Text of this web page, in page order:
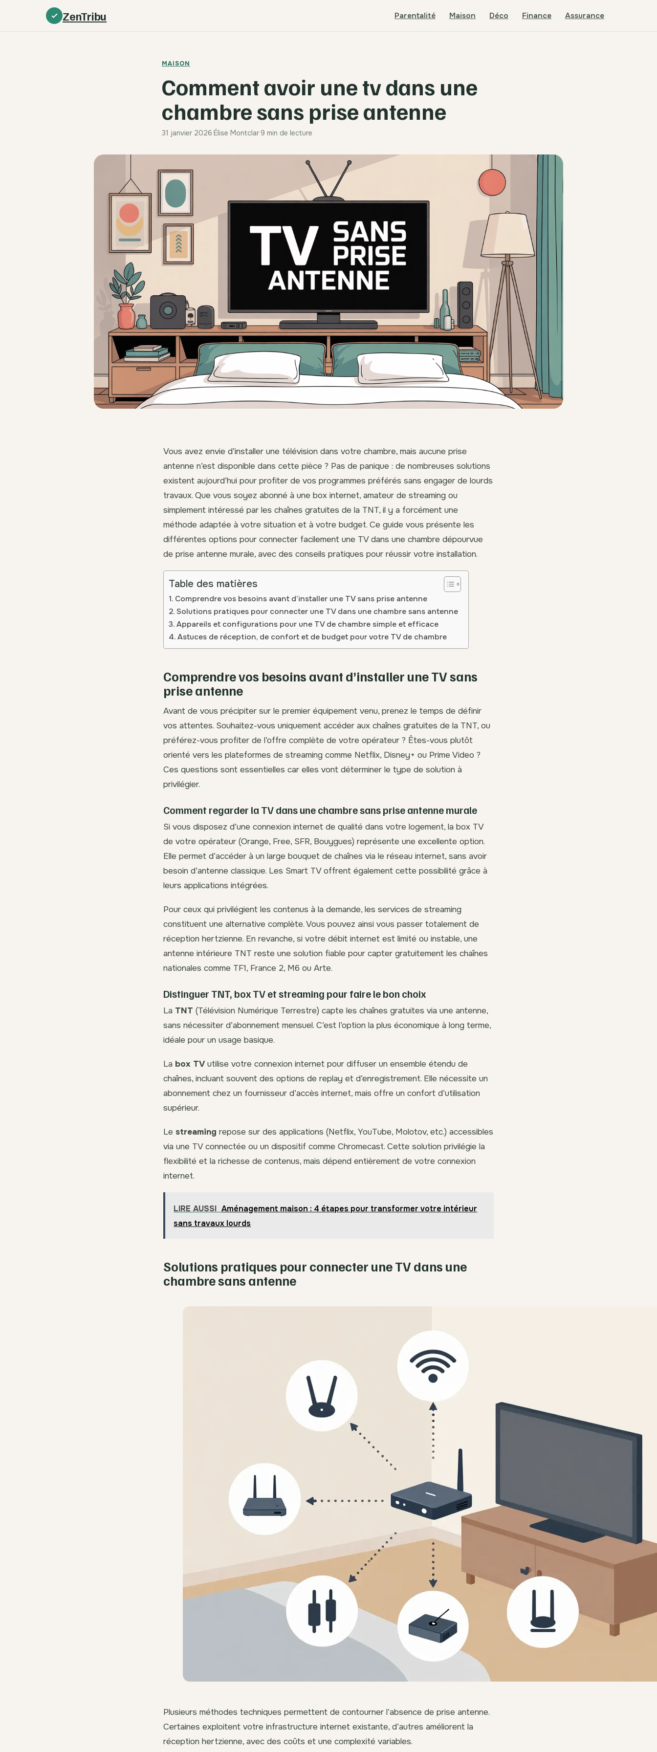
ZenTribu Parentalité Maison Déco Finance Assurance
MAISON
Comment avoir une tv dans une
chambre sans prise antenne
31 janvier 2026·Élise Montclar·9 min de lecture
Vous avez envie d’installer une télévision dans votre chambre, mais aucune prise
antenne n’est disponible dans cette pièce ? Pas de panique : de nombreuses solutions
existent aujourd’hui pour profiter de vos programmes préférés sans engager de lourds
travaux. Que vous soyez abonné à une box internet, amateur de streaming ou
simplement intéressé par les chaînes gratuites de la TNT, il y a forcément une
méthode adaptée à votre situation et à votre budget. Ce guide vous présente les
différentes options pour connecter facilement une TV dans une chambre dépourvue
de prise antenne murale, avec des conseils pratiques pour réussir votre installation.
Table des matières
Comprendre vos besoins avant d’installer une TV sans prise antenne
Solutions pratiques pour connecter une TV dans une chambre sans antenne
Appareils et configurations pour une TV de chambre simple et efficace
Astuces de réception, de confort et de budget pour votre TV de chambre
Comprendre vos besoins avant d’installer une TV sans
prise antenne
Avant de vous précipiter sur le premier équipement venu, prenez le temps de définir
vos attentes. Souhaitez-vous uniquement accéder aux chaînes gratuites de la TNT, ou
préférez-vous profiter de l’offre complète de votre opérateur ? Êtes-vous plutôt
orienté vers les plateformes de streaming comme Netflix, Disney+ ou Prime Video ?
Ces questions sont essentielles car elles vont déterminer le type de solution à
privilégier.
Comment regarder la TV dans une chambre sans prise antenne murale
Si vous disposez d’une connexion internet de qualité dans votre logement, la box TV
de votre opérateur (Orange, Free, SFR, Bouygues) représente une excellente option.
Elle permet d’accéder à un large bouquet de chaînes via le réseau internet, sans avoir
besoin d’antenne classique. Les Smart TV offrent également cette possibilité grâce à
leurs applications intégrées.
Pour ceux qui privilégient les contenus à la demande, les services de streaming
constituent une alternative complète. Vous pouvez ainsi vous passer totalement de
réception hertzienne. En revanche, si votre débit internet est limité ou instable, une
antenne intérieure TNT reste une solution fiable pour capter gratuitement les chaînes
nationales comme TF1, France 2, M6 ou Arte.
Distinguer TNT, box TV et streaming pour faire le bon choix
La TNT (Télévision Numérique Terrestre) capte les chaînes gratuites via une antenne,
sans nécessiter d’abonnement mensuel. C’est l’option la plus économique à long terme,
idéale pour un usage basique.
La box TV utilise votre connexion internet pour diffuser un ensemble étendu de
chaînes, incluant souvent des options de replay et d’enregistrement. Elle nécessite un
abonnement chez un fournisseur d’accès internet, mais offre un confort d’utilisation
supérieur.
Le streaming repose sur des applications (Netflix, YouTube, Molotov, etc.) accessibles
via une TV connectée ou un dispositif comme Chromecast. Cette solution privilégie la
flexibilité et la richesse de contenus, mais dépend entièrement de votre connexion
internet.
LIRE AUSSI Aménagement maison : 4 étapes pour transformer votre intérieur
sans travaux lourds
Solutions pratiques pour connecter une TV dans une
chambre sans antenne
Plusieurs méthodes techniques permettent de contourner l’absence de prise antenne.
Certaines exploitent votre infrastructure internet existante, d’autres améliorent la
réception hertzienne, avec des coûts et une complexité variables.